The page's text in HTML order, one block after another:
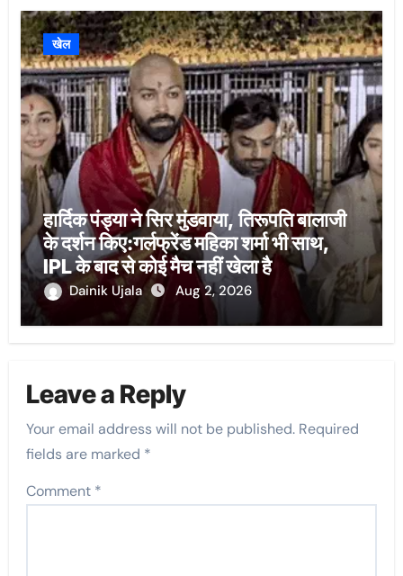
खेल
हार्दिक पंड्या ने सिर मुंडवाया, तिरूपति बालाजी
के दर्शन किए:गर्लफ्रेंड महिका शर्मा भी साथ,
IPL के बाद से कोई मैच नहीं खेला है
Dainik Ujala Aug 2, 2026
Leave a Reply
Your email address will not be published. Required
fields are marked *
Comment *